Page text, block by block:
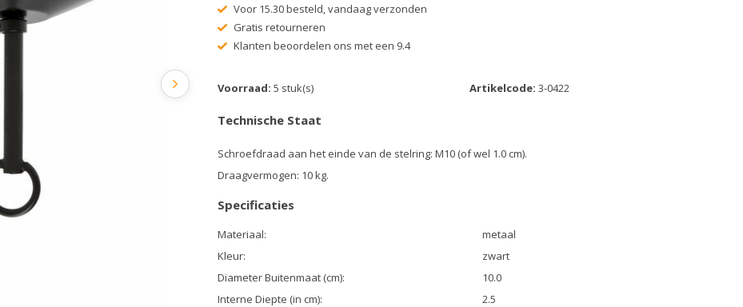
Voor 15.30 besteld, vandaag verzonden
Gratis retourneren
Klanten beoordelen ons met een 9.4
Voorraad: 5 stuk(s) Artikelcode: 3-0422
Technische Staat
Schroefdraad aan het einde van de stelring: M10 (of wel 1.0 cm).
Draagvermogen: 10 kg.
Specificaties
Materiaal:
metaal
Kleur:
zwart
Diameter Buitenmaat (cm):
10.0
Interne Diepte (in cm):
2.5